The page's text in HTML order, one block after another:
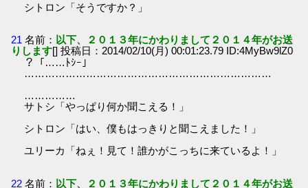
シトロン「そうですか？」
21 名前： 以下、２０１３年にかわりまして２０１４年がお送
りします[] 投稿日：2014/02/10(月) 00:01:23.79 ID:4MyBw9lZ0
？「……ﾄｼｰ」
………………………………………………………………
……………
サトシ「やっぱり何か聞こえる！」
シトロン「はい、僕もはっきりと聞こえました！」
ユリーカ「ねぇ！見て！誰かがこっちに来ているよ！」
22 名前： 以下、２０１３年にかわりまして２０１４年がお送